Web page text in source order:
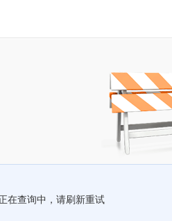
在查询中，请刷新重试